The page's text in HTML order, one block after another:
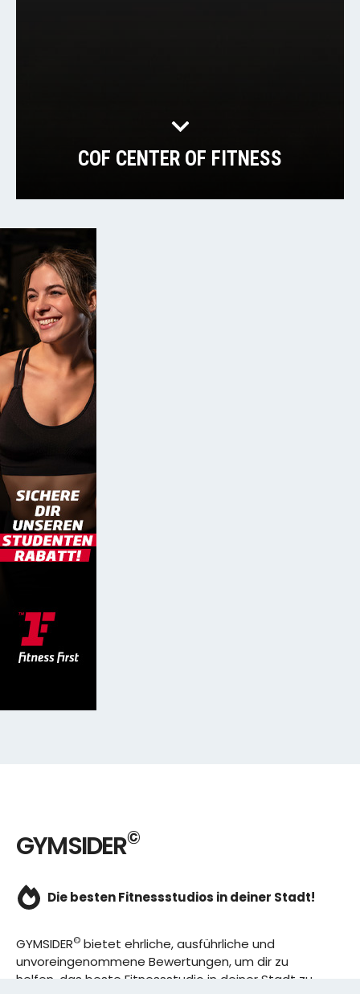
COF CENTER OF FITNESS
GYMSIDER©
Die besten Fitnessstudios in deiner Stadt!
GYMSIDER© bietet ehrliche, ausführliche und
unvoreingenommene Bewertungen, um dir zu
helfen, das beste Fitnessstudio in deiner Stadt zu